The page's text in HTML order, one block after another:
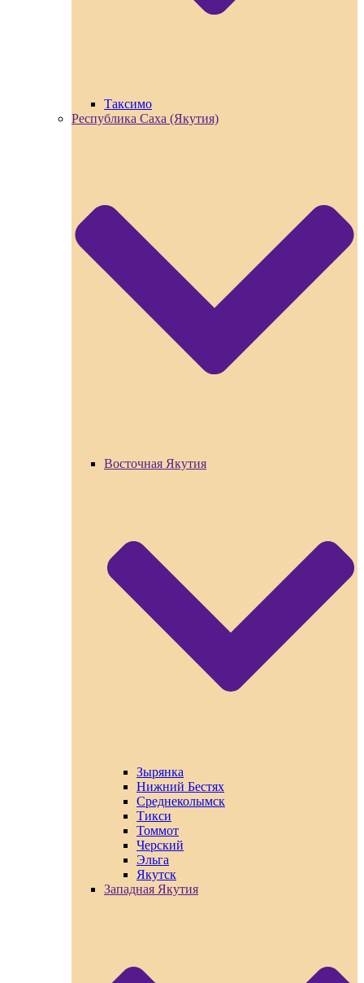
Таксимо
Республика Саха (Якутия)
Восточная Якутия
Зырянка
Нижний Бестях
Среднеколымск
Тикси
Томмот
Черский
Эльга
Якутск
Западная Якутия